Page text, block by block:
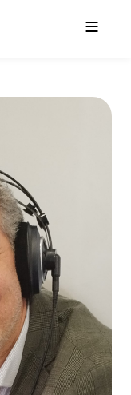
de